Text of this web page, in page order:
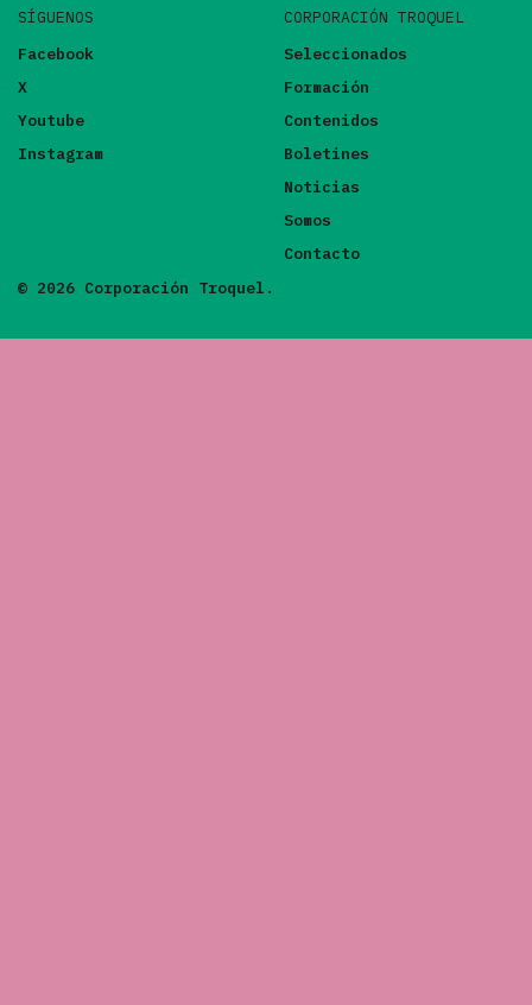
SÍGUENOS
Facebook
X
Youtube
Instagram
CORPORACIÓN TROQUEL
Seleccionados
Formación
Contenidos
Boletines
Noticias
Somos
Contacto
© 2026 Corporación Troquel.